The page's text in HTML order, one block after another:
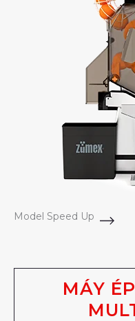
Model Speed Up
MÁY